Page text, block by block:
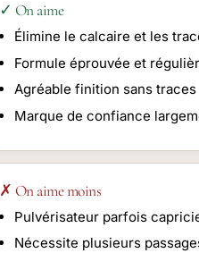
✓ On aime
Élimine le calcaire et les
Formule éprouvée et
Agréable finition sans traces
Marque de confiance
✗ On aime moins
Pulvérisateur parfois
Nécessite plusieurs